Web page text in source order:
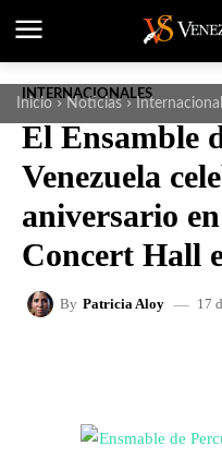
Inicio Noticias
INTERNACIONALES
El Ensamble
Venezuela
aniversario
Concert Hall
By Patricia Aloy 17